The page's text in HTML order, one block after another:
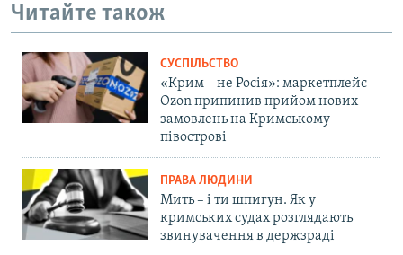
Читайте також
СУСПІЛЬСТВО
«Крим – не Росія»: маркетплейс
Ozon припинив прийом нових
замовлень на Кримському
півострові
ПРАВА ЛЮДИНИ
Мить – і ти шпигун. Як у
кримських судах розглядають
звинувачення в держзраді